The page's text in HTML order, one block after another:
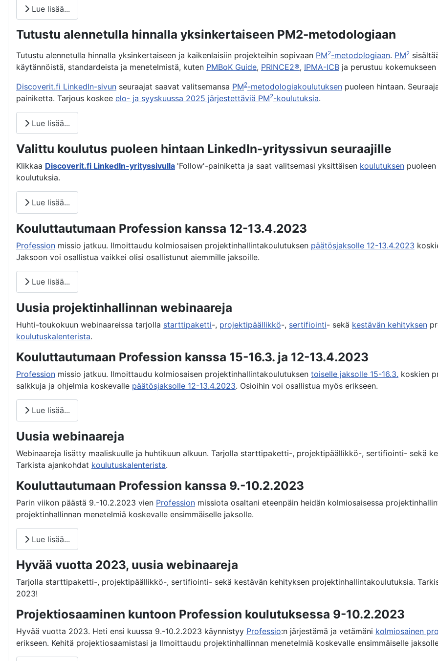
Lue lisää...
Tutustu alennetulla hinnalla yksinkertaiseen PM2-metodologiaan
Tutustu alennetulla hinnalla yksinkertaiseen ja kaikenlaisiin projekteihin sopivaan PM2-metodologiaan. PM2
käytännöistä, standardeista ja menetelmistä, kuten PMBoK Guide, PRINCE2®, IPMA-ICB ja perustuu
Discoverit.fi LinkedIn-sivun seuraajat saavat valitsemansa PM2-metodologiakoulutuksen puoleen hintaan.
painiketta. Tarjous koskee elo- ja syyskuussa 2025 järjestettäviä PM2-koulutuksia.
Lue lisää...
Valittu koulutus puoleen hintaan LinkedIn-yrityssivun seuraajille
Klikkaa Discoverit.fi LinkedIn-yrityssivulla 'Follow'-painiketta ja saat valitsemasi yksittäisen koulutuksen
koulutuksia.
Lue lisää...
Kouluttautumaan Profession kanssa 12-13.4.2023
Profession missio jatkuu. Ilmoittaudu kolmiosaisen projektinhallintakoulutuksen päätösjaksolle 12-13.4.2023
Jaksoon voi osallistua vaikkei olisi osallistunut aiemmille jaksoille.
Lue lisää...
Uusia projektinhallinnan webinaareja
Huhti-toukokuun webinaareissa tarjolla starttipaketti-, projektipäällikkö-, sertifiointi- sekä kestävän kehityksen
koulutuskalenterista.
Kouluttautumaan Profession kanssa 15-16.3. ja 12-13.4.2023
Profession missio jatkuu. Ilmoittaudu kolmiosaisen projektinhallintakoulutuksen toiselle jaksolle 15-16.3. koskien
salkkuja ja ohjelmia koskevalle päätösjaksolle 12-13.4.2023. Osioihin voi osallistua myös erikseen.
Lue lisää...
Uusia webinaareja
Webinaareja lisätty maaliskuulle ja huhtikuun alkuun. Tarjolla starttipaketti-, projektipäällikkö-, sertifiointi- sekä
Tarkista ajankohdat koulutuskalenterista.
Kouluttautumaan Profession kanssa 9.-10.2.2023
Parin viikon päästä 9.-10.2.2023 vien Profession missiota osaltani eteenpäin heidän kolmiosaisessa
projektinhallinnan menetelmiä koskevalle ensimmäiselle jaksolle.
Lue lisää...
Hyvää vuotta 2023, uusia webinaareja
Tarjolla starttipaketti-, projektipäällikkö-, sertifiointi- sekä kestävän kehityksen projektinhallintakoulutuksia.
2023!
Projektiosaaminen kuntoon Profession koulutuksessa 9-10.2.2023
Hyvää vuotta 2023. Heti ensi kuussa 9.-10.2.2023 käynnistyy Professio:n järjestämä ja vetämäni kolmiosainen
erikseen. Kehitä projektiosaamistasi ja Ilmoittaudu projektinhallinnan menetelmiä koskevalle ensimmäiselle